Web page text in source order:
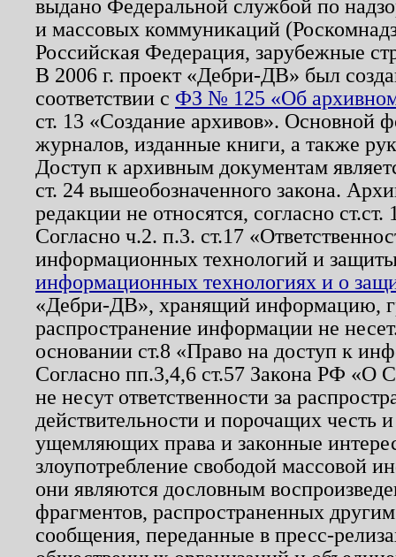
выдано Федеральной службой по
и массовых коммуникаций
Российская Федерация, зарубежные
В 2006 г. проект «Дебри-ДВ» был
соответствии с ФЗ № 125 «Об
ст. 13 «Создание архивов». Основной
журналов, изданные книги, а также
Доступ к архивным документам
ст. 24 вышеобозначенного закона.
редакции не относятся, согласно
Согласно ч.2. п.3. ст.17
информационных технологий и
информационных технологиях и о
«Дебри-ДВ», хранящий информацию,
распространение информации не
основании ст.8 «Право на доступ к
Согласно пп.3,4,6 ст.57 Закона РФ «О
не несут ответственности за
действительности и порочащих честь
ущемляющих права и законные
злоупотребление свободой массовой
они являются дословным
фрагментов, распространенных
сообщения, переданные в пресс-